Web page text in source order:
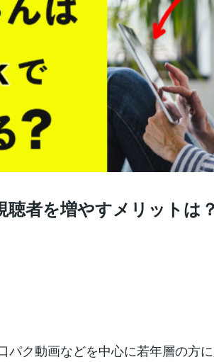
者を増やすメリットは
パク動画などを中心に若年層の方